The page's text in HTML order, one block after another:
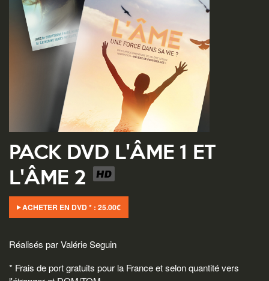
PACK DVD L'ÂME 1 ET
L'ÂME 2
ACHETER EN DVD * :25.00€
Réalisés par Valérie Seguin
* Frais de port gratuits pour la France et selon quantité vers